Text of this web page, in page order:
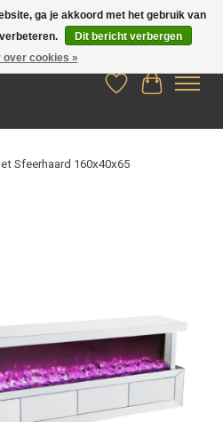
Verlanglijst
Sfeerhaard 160x40x65
ga je akkoord met het gebruik van
Dit bericht verbergen
over cookies »